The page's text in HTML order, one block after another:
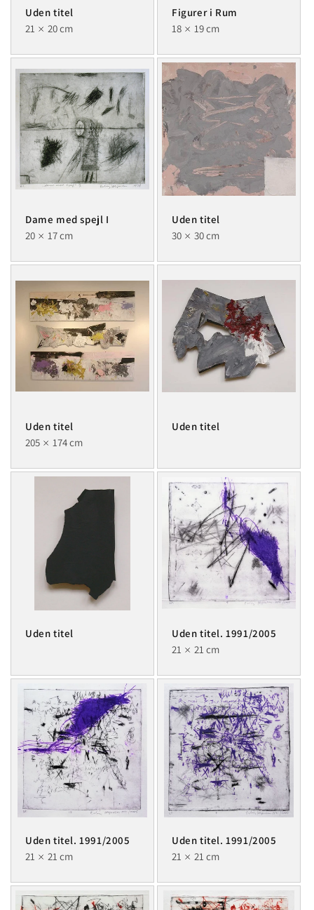
Uden titel
21
20 cm
Figurer i Rum
18
19 cm
Dame med spejl I
20
17 cm
Uden titel
30
30 cm
Uden titel
205
174 cm
Uden titel
Uden titel
Uden titel. 1991/2005
21
21 cm
Uden titel. 1991/2005
21
21 cm
Uden titel. 1991/2005
21
21 cm